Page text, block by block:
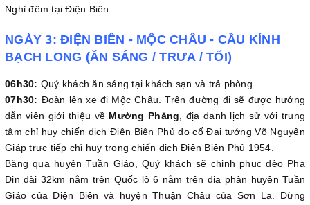
Nghỉ đêm tại Điện Biên.
NGÀY 3: ĐIỆN BIÊN - MỘC CHÂU - CẦU KÍNH
BẠCH LONG (ĂN SÁNG / TRƯA / TỐI)
06h30: Quý khách ăn sáng tại khách sạn và trả phòng.
07h30: Đoàn lên xe đi Mộc Châu. Trên đường đi sẽ được hướng
dẫn viên giới thiệu về Mường Phăng, địa danh lịch sử với trung
tâm chỉ huy chiến dịch Điện Biên Phủ do cố Đại tướng Võ Nguyên
Giáp trực tiếp chỉ huy trong chiến dịch Điện Biên Phủ 1954.
Băng qua huyện Tuần Giáo, Quý khách sẽ chinh phục đèo Pha
Đin dài 32km nằm trên Quốc lộ 6 nằm trên địa phận huyện Tuần
Giáo của Điện Biên và huyện Thuận Châu của Sơn La. Dừng